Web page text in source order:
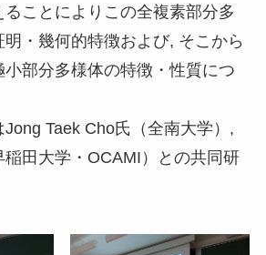
ことによりこの全複素部分多
・幾何的特徴および, そこから
部分多様体の特徴・性質につ
Taek Cho氏（全南大学）,
稲田大学・OCAMI）との共同研